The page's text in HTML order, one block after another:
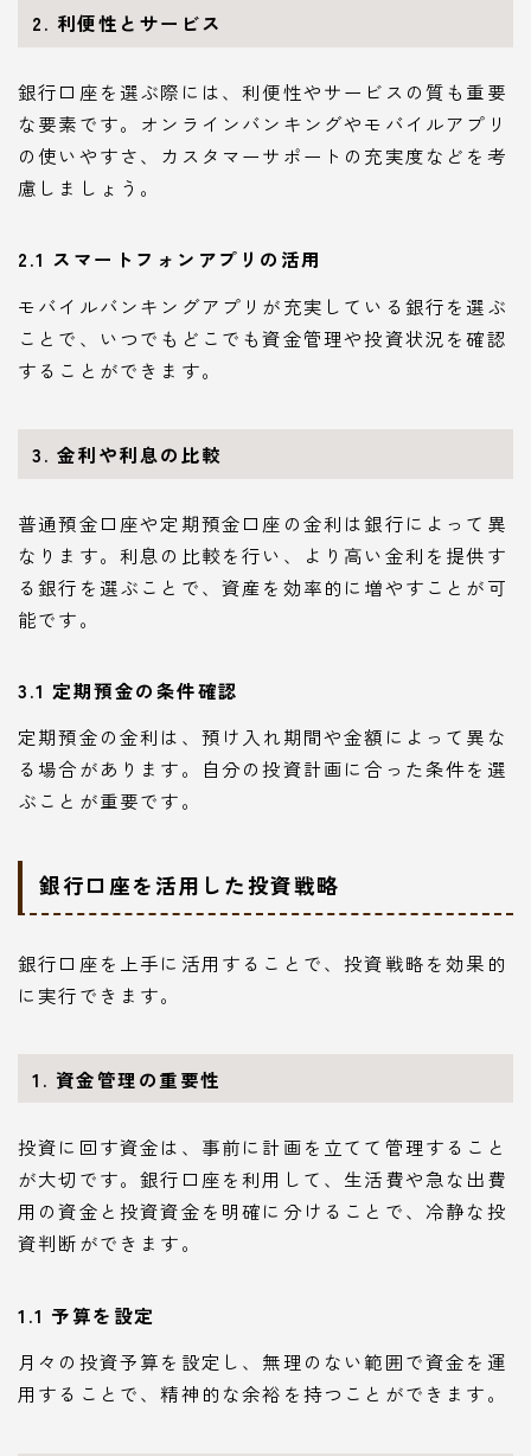
2. 利便性とサービス
銀行口座を選ぶ際には、利便性やサービスの質も重要
な要素です。オンラインバンキングやモバイルアプリ
の使いやすさ、カスタマーサポートの充実度などを考
慮しましょう。
2.1 スマートフォンアプリの活用
モバイルバンキングアプリが充実している銀行を選ぶ
ことで、いつでもどこでも資金管理や投資状況を確認
することができます。
3. 金利や利息の比較
普通預金口座や定期預金口座の金利は銀行によって異
なります。利息の比較を行い、より高い金利を提供す
る銀行を選ぶことで、資産を効率的に増やすことが可
能です。
3.1 定期預金の条件確認
定期預金の金利は、預け入れ期間や金額によって異な
る場合があります。自分の投資計画に合った条件を選
ぶことが重要です。
銀行口座を活用した投資戦略
銀行口座を上手に活用することで、投資戦略を効果的
に実行できます。
1. 資金管理の重要性
投資に回す資金は、事前に計画を立てて管理すること
が大切です。銀行口座を利用して、生活費や急な出費
用の資金と投資資金を明確に分けることで、冷静な投
資判断ができます。
1.1 予算を設定
月々の投資予算を設定し、無理のない範囲で資金を運
用することで、精神的な余裕を持つことができます。